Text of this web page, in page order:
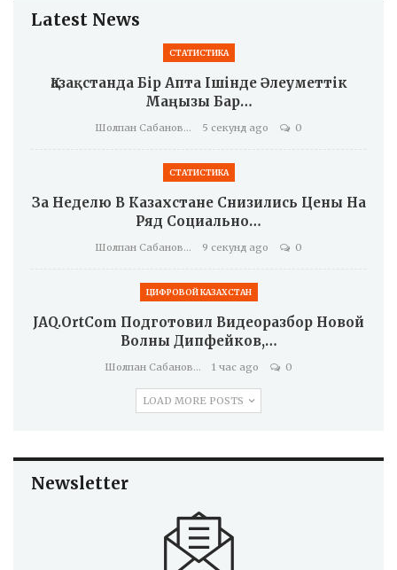
Latest News
СТАТИСТИКА
Қазақстанда Бір Апта Ішінде Әлеуметтік
Маңызы Бар…
Шолпан Сабанова 5 секунд ago 0
СТАТИСТИКА
За Неделю В Казахстане Снизились Цены На
Ряд Социально…
Шолпан Сабанова 9 секунд ago 0
ЦИФРОВОЙ КАЗАХСТАН
JAQ.OrtCom Подготовил Видеоразбор Новой
Волны Дипфейков,…
Шолпан Сабанова 1 час ago 0
LOAD MORE POSTS
Newsletter